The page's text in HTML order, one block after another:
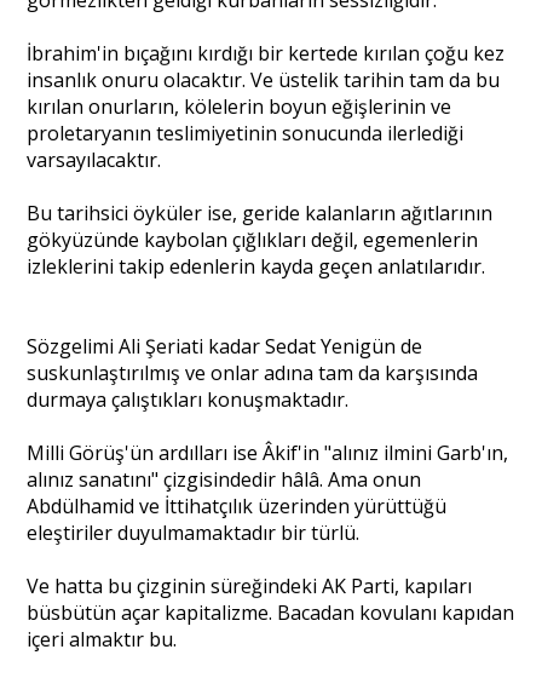
İbrahim'in bıçağını kırdığı bir kertede kırılan çoğu kez
insanlık onuru olacaktır. Ve üstelik tarihin tam da bu
kırılan onurların, kölelerin boyun eğişlerinin ve
proletaryanın teslimiyetinin sonucunda ilerlediği
varsayılacaktır.
Bu tarihsici öyküler ise, geride kalanların ağıtlarının
gökyüzünde kaybolan çığlıkları değil, egemenlerin
izleklerini takip edenlerin kayda geçen anlatılarıdır.
Sözgelimi Ali Şeriati kadar Sedat Yenigün de
suskunlaştırılmış ve onlar adına tam da karşısında
durmaya çalıştıkları konuşmaktadır.
Milli Görüş'ün ardılları ise Âkif'in "alınız ilmini Garb'ın,
alınız sanatını" çizgisindedir hâlâ. Ama onun
Abdülhamid ve İttihatçılık üzerinden yürüttüğü
eleştiriler duyulmamaktadır bir türlü.
Ve hatta bu çizginin süreğindeki AK Parti, kapıları
büsbütün açar kapitalizme. Bacadan kovulanı kapıdan
içeri almaktır bu.